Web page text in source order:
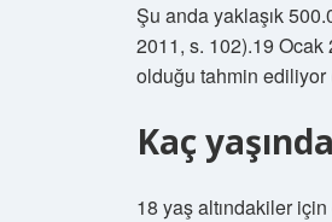
Şu anda yaklaşık
2011, s. 102).19 Ocak
olduğu tahmin ediliyor
Kaç
18 yaş altındakiler